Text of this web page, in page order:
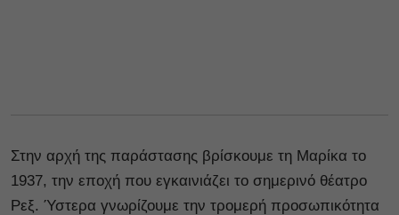
Στην αρχή της παράστασης βρίσκουμε τη Μαρίκα το
1937, την εποχή που εγκαινιάζει το σημερινό θέατρο
Ρεξ. Ύστερα γνωρίζουμε την τρομερή προσωπικότητα